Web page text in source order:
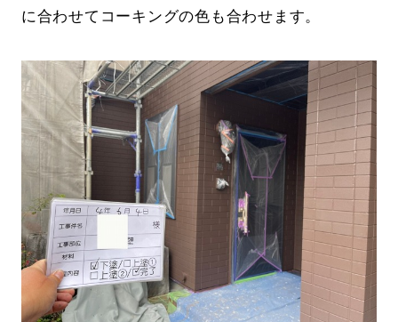
に合わせてコーキングの色も合わせます。